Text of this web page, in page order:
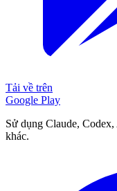
Tải về trên
Google Play
Sử dụng Claude,
khác.